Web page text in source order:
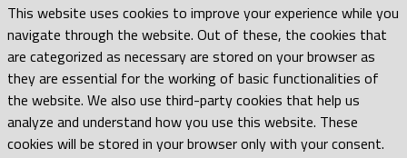
This website uses cookies to improve your experience while you
navigate through the website. Out of these, the cookies that
are categorized as necessary are stored on your browser as
they are essential for the working of basic functionalities of
the website. We also use third-party cookies that help us
analyze and understand how you use this website. These
cookies will be stored in your browser only with your consent.